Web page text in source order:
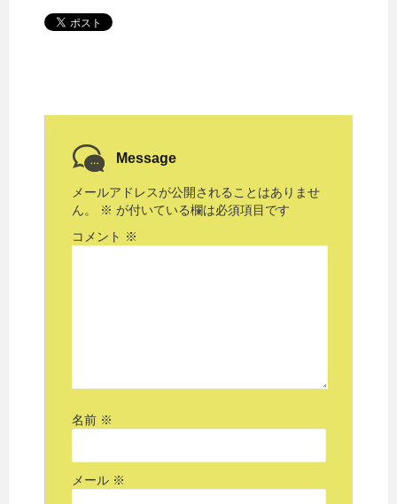
Message
メールアドレスが公開されることはありませ
ん。
※ が付いている欄は必須項目です
コメント ※
名前 ※
メール ※